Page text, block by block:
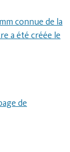
connue de la
a été créée le
de